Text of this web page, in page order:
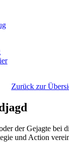
Zurück zur
der Gejagte bei
und Action